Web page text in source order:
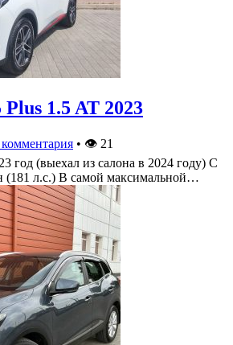
Plus 1.5 AT 2023
• 👁 21
год (выехал из салона в 2024 году) С
(181 л.с.) В самой максимальной…